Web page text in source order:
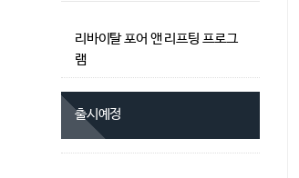
리바이탈 포어 앤 리프팅 프로그
램
출시예정